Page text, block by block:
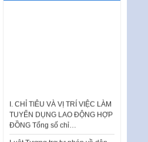
TUYỂN DỤNG LAO ĐỘNG HỢP
ĐỒNG Tổng số chỉ…